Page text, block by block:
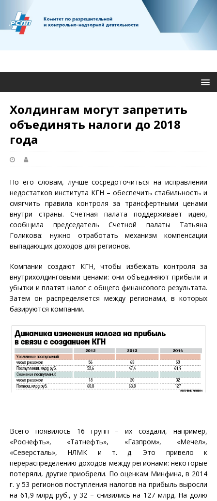
Холдингам могут запретить
объединять налоги до 2018
года
По его словам, лучше сосредоточиться на исправлении
недостатков института КГН – обеспечить стабильность и
смягчить правила контроля за трансфертными ценами
внутри страны. Счетная палата поддерживает идею,
сообщила председатель Счетной палаты Татьяна
Голикова: нужно отработать механизм компенсации
выпадающих доходов для регионов.
Компании создают КГН, чтобы избежать контроля за
внутрихолдинговыми ценами: они объединяют прибыли и
убытки и платят налог с общего финансового результата.
Затем он распределяется между регионами, в которых
базируются компании.
Всего появилось 16 групп – их создали, например,
«Роснефть», «Татнефть», «Газпром», «Мечел»,
«Северсталь», НЛМК и т. д. Это привело к
перераспределению доходов между регионами: некоторые
потеряли, другие приобрели. По оценкам Минфина, в 2014
г. у 53 регионов поступления налогов на прибыль выросли
на 61,9 млрд руб., у 32 – снизились на 127 млрд. На долю